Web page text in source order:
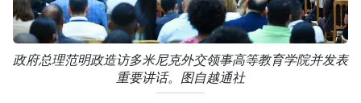
政府总理范明政造访多米尼克外交领事高等教育学院并发表
重要讲话。图自越通社